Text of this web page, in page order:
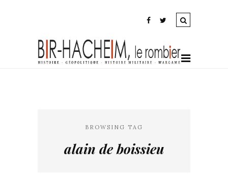
BROWSING TAG
alain de boissieu